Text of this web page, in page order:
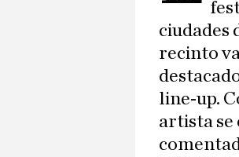
ciudades
recinto
line-up.
artista se